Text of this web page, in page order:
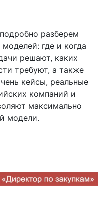
разберем
где и когда
решают, каких
требуют, а также
кейсы, реальные
компаний и
максимально
модели.